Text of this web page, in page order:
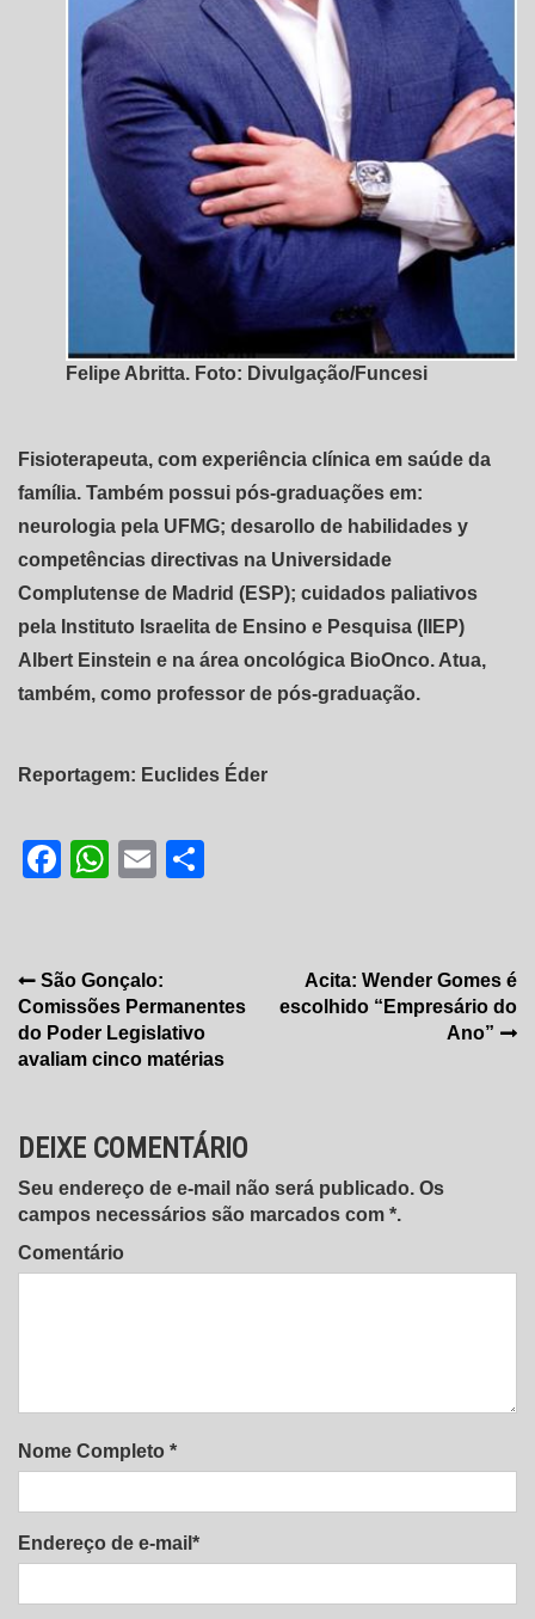
Felipe Abritta. Foto: Divulgação/Funcesi
Fisioterapeuta, com experiência clínica em saúde da
família. Também possui pós-graduações em:
neurologia pela UFMG; desarollo de habilidades y
competências directivas na Universidade
Complutense de Madrid (ESP); cuidados paliativos
pela Instituto Israelita de Ensino e Pesquisa (IIEP)
Albert Einstein e na área oncológica BioOnco. Atua,
também, como professor de pós-graduação.
Reportagem: Euclides Éder
Facebook
WhatsApp
Email
Navegação
de
Post
São Gonçalo:
Comissões Permanentes
do Poder Legislativo
avaliam cinco matérias
Acita: Wender Gomes é
escolhido “Empresário do
Ano”
DEIXE COMENTÁRIO
Seu endereço de e-mail não será publicado. Os
campos necessários são marcados com *.
Comentário
Nome Completo *
Endereço de e-mail*